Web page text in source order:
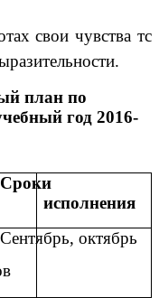
свои чувства тс
план по
год 2016-
Сроки
исполнения
Сентябрь, октябрь